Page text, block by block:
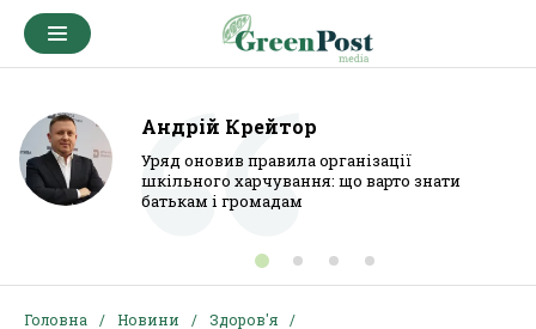
Андрій Крейтор
Уряд оновив правила організації
шкільного харчування: що варто знати
батькам і громадам
Головна Новини
Здоров'я